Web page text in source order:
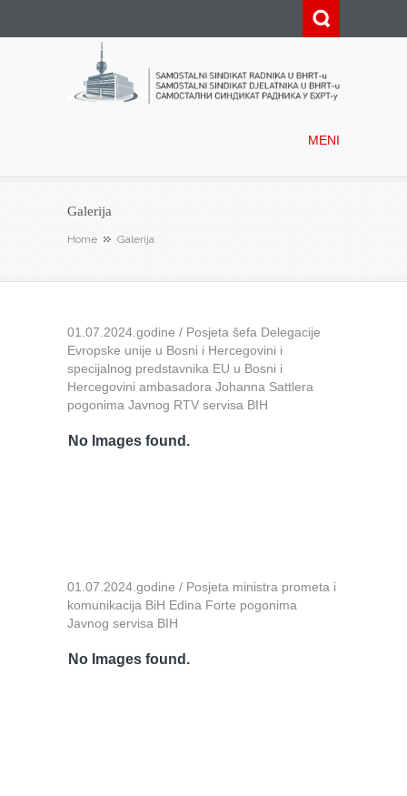
MENI
Galerija
Home Galerija
01.07.2024.godine / Posjeta šefa Delegacije
Evropske unije u Bosni i Hercegovini i
specijalnog predstavnika EU u Bosni i
Hercegovini ambasadora Johanna Sattlera
pogonima Javnog RTV servisa BIH
No Images found.
01.07.2024.godine / Posjeta ministra prometa i
komunikacija BiH Edina Forte pogonima
Javnog servisa BIH
No Images found.